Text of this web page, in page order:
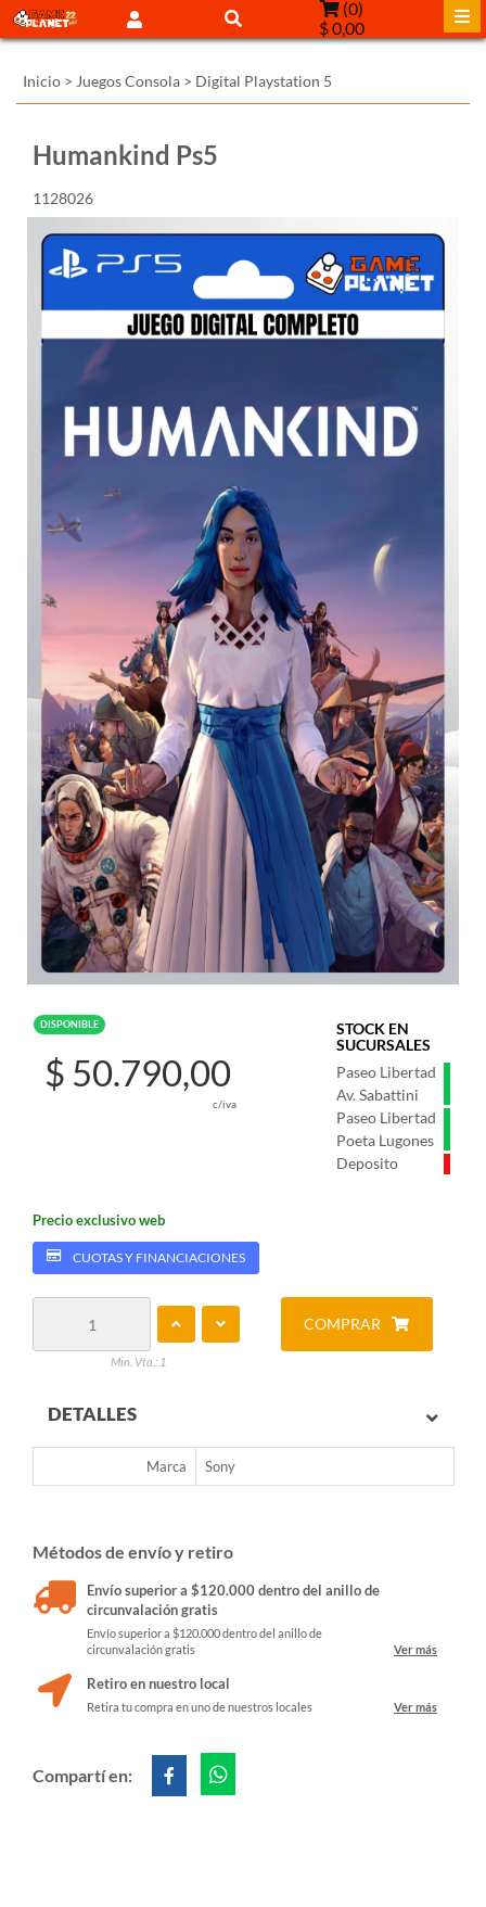
(0)
$ 0,00
Inicio > Juegos Consola > Digital Playstation 5
Humankind Ps5
1128026
DISPONIBLE
STOCK EN
SUCURSALES
Paseo Libertad
Av. Sabattini
Paseo Libertad
Poeta Lugones
Deposito
$ 50.790,00
c/iva
Precio exclusivo web
CUOTAS Y FINANCIACIONES
Min. Vta.: 1
COMPRAR
DETALLES
Marca Sony
Métodos de envío y retiro
Envío superior a $120.000 dentro del anillo de
circunvalación gratis
Envío superior a $120.000 dentro del anillo de
circunvalación gratis
Ver más
Retiro en nuestro local
Retira tu compra en uno de nuestros locales Ver más
Compartí en: